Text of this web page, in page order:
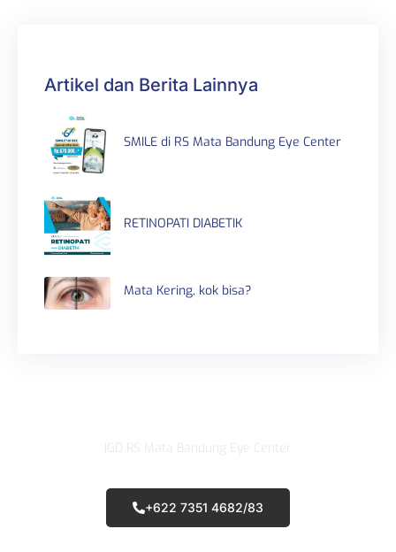
Artikel dan Berita Lainnya
SMILE di RS Mata Bandung Eye Center
RETINOPATI DIABETIK
Mata Kering, kok bisa?
IGD RS Mata Bandung Eye Center
+622 7351 4682/83